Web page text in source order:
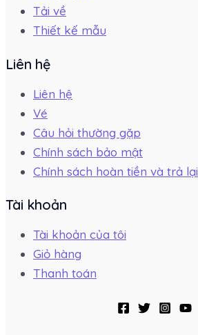
Tải về
Thiết kế mẫu
Liên hệ
Liên hệ
Vé
Câu hỏi thường gặp
Chính sách bảo mật
Chính sách hoàn tiền và trả lại
Tài khoản
Tài khoản của tôi
Giỏ hàng
Thanh toán